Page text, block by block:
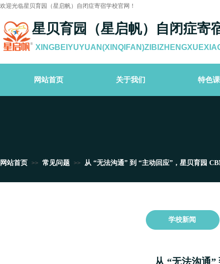
星贝育园（星启帆）自闭症寄
欢迎光临星贝育园（星启帆）自闭症寄宿学校官网！
网站首页 关于我们 特色
网站首页 >> 常见问题 >> 从 “无法沟通” 到 “主动回应”，星贝育园
学校新闻
从 “无法沟通